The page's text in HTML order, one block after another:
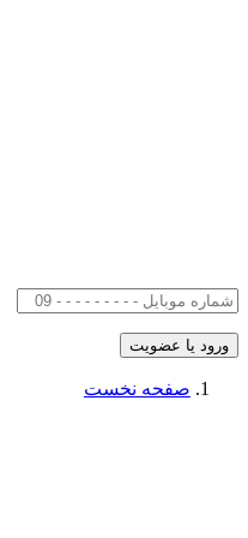
صفحه نخست